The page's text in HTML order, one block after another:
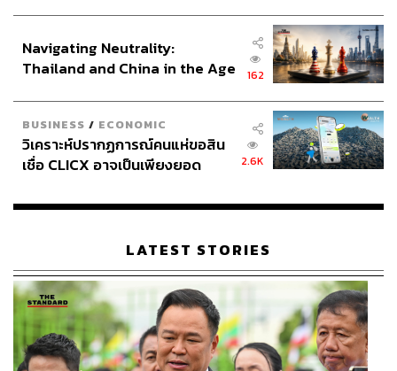
Navigating Neutrality:
Thailand and China in the Age
162
BUSINESS / ECONOMIC
วิเคราะห์ปรากฏการณ์คนแห่ขอสิน
เชื่อ CLICX อาจเป็นเพียงยอด
เรือนไทยที่ถูกซุกไว้
2.6K
LATEST STORIES